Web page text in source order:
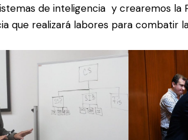
de inteligencia y crearemos la
que realizará labores para combatir